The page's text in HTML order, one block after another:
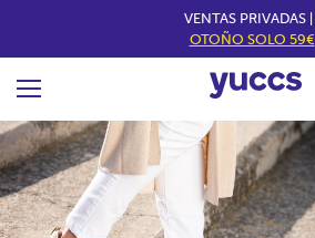
VENTAS PRIVADAS |
OTOÑO SOLO 59€